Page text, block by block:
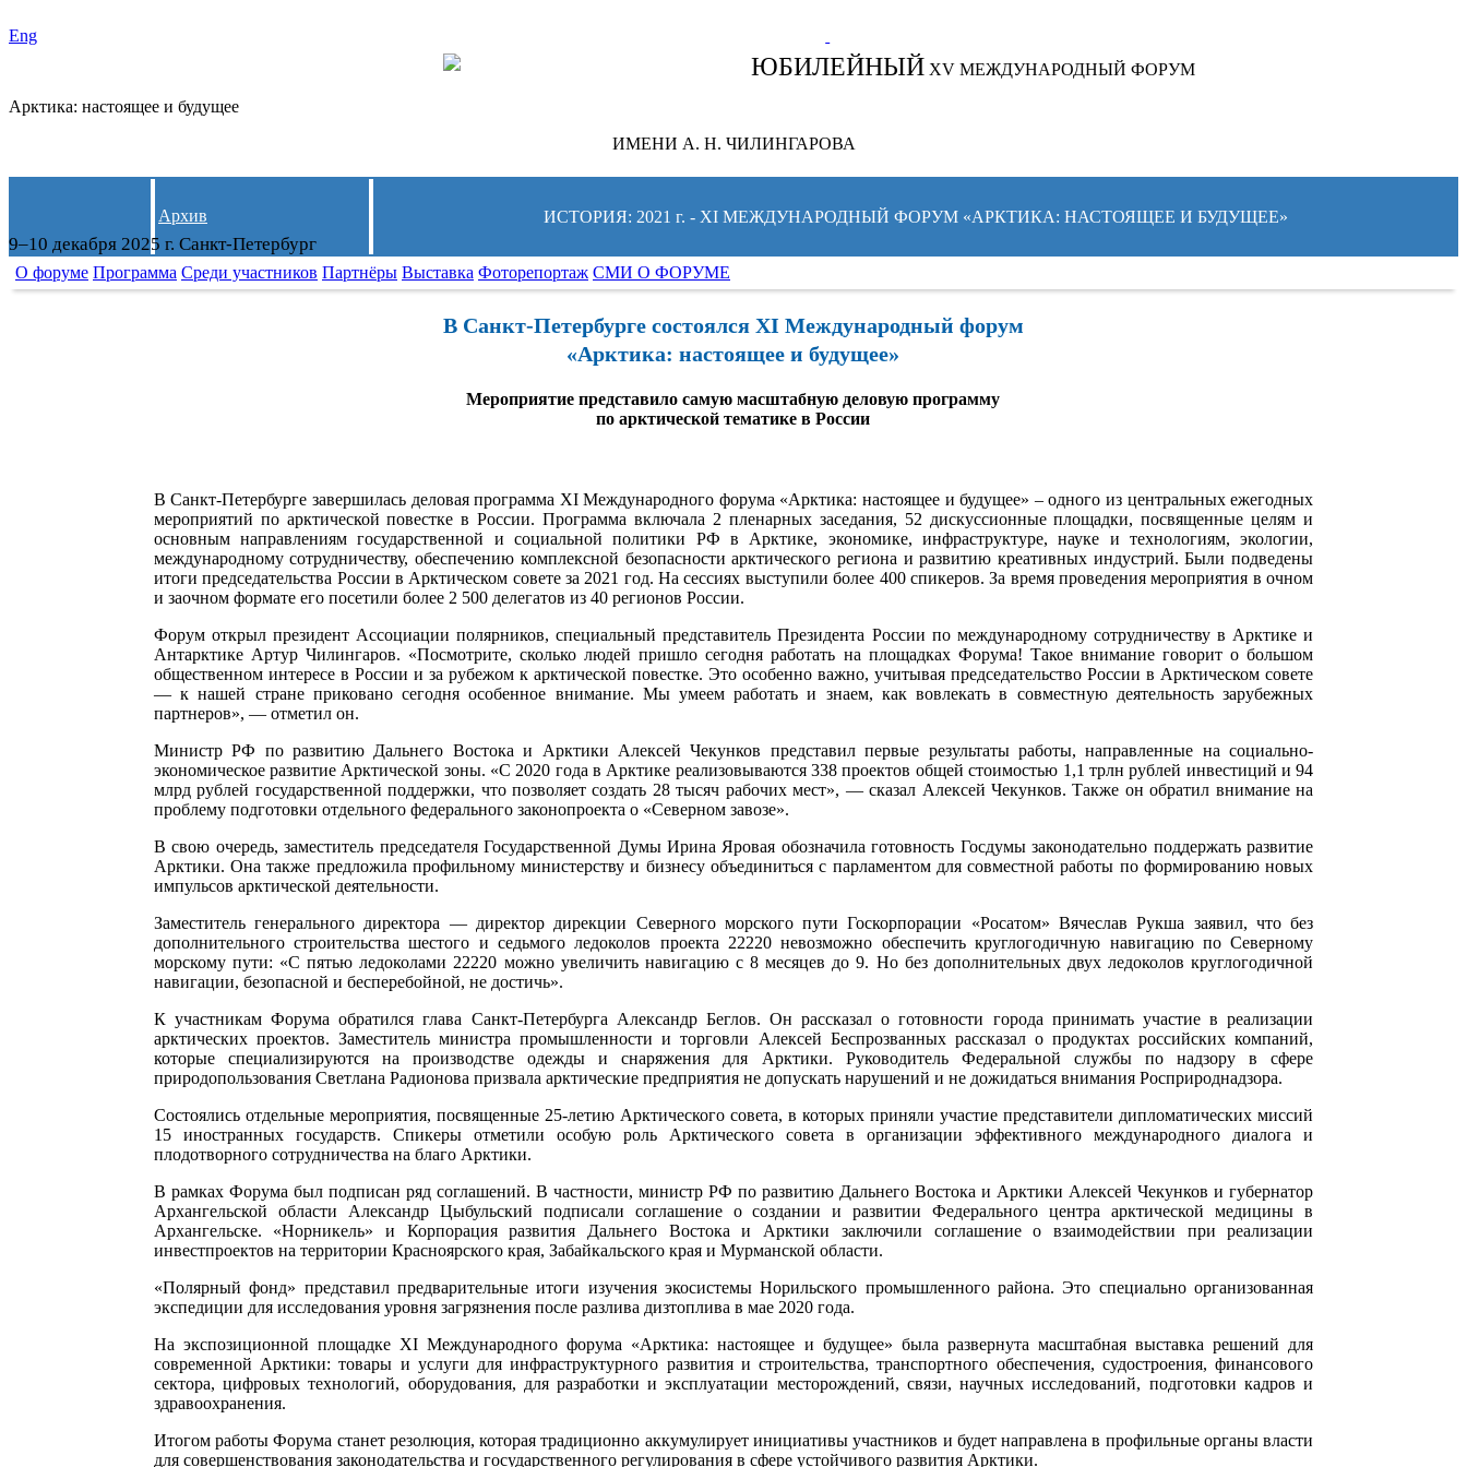
Eng
ЮБИЛЕЙНЫЙ XV МЕЖДУНАРОДНЫЙ ФОРУМ
Арктика: настоящее и будущее
ИМЕНИ А. Н. ЧИЛИНГАРОВА
9–10 декабря 2025 г. Санкт-Петербург
Архив ИСТОРИЯ: 2021 г. - XI МЕЖДУНАРОДНЫЙ ФОРУМ «АРКТИКА: НАСТОЯЩЕЕ И БУДУЩЕЕ»
О форуме Программа Среди участников Партнёры Выставка Фоторепортаж СМИ О ФОРУМЕ
В Санкт-Петербурге состоялся XI Международный форум
«Арктика: настоящее и будущее»
Мероприятие представило самую масштабную деловую программу
по арктической тематике в России
В Санкт-Петербурге завершилась деловая программа XI Международного форума «Арктика: настоящее и будущее» – одного из центральных ежегодных
мероприятий по арктической повестке в России. Программа включала 2 пленарных заседания, 52 дискуссионные площадки, посвященные целям и
основным направлениям государственной и социальной политики РФ в Арктике, экономике, инфраструктуре, науке и технологиям, экологии,
международному сотрудничеству, обеспечению комплексной безопасности арктического региона и развитию креативных индустрий. Были подведены
итоги председательства России в Арктическом совете за 2021 год. На сессиях выступили более 400 спикеров. За время проведения мероприятия в очном
и заочном формате его посетили более 2 500 делегатов из 40 регионов России.
Форум открыл президент Ассоциации полярников, специальный представитель Президента России по международному сотрудничеству в Арктике и
Антарктике Артур Чилингаров. «Посмотрите, сколько людей пришло сегодня работать на площадках Форума! Такое внимание говорит о большом
общественном интересе в России и за рубежом к арктической повестке. Это особенно важно, учитывая председательство России в Арктическом совете
— к нашей стране приковано сегодня особенное внимание. Мы умеем работать и знаем, как вовлекать в совместную деятельность зарубежных
партнеров», — отметил он.
Министр РФ по развитию Дальнего Востока и Арктики Алексей Чекунков представил первые результаты работы, направленные на социально-
экономическое развитие Арктической зоны. «С 2020 года в Арктике реализовываются 338 проектов общей стоимостью 1,1 трлн рублей инвестиций и 94
млрд рублей государственной поддержки, что позволяет создать 28 тысяч рабочих мест», — сказал Алексей Чекунков. Также он обратил внимание на
проблему подготовки отдельного федерального законопроекта о «Северном завозе».
В свою очередь, заместитель председателя Государственной Думы Ирина Яровая обозначила готовность Госдумы законодательно поддержать развитие
Арктики. Она также предложила профильному министерству и бизнесу объединиться с парламентом для совместной работы по формированию новых
импульсов арктической деятельности.
Заместитель генерального директора — директор дирекции Северного морского пути Госкорпорации «Росатом» Вячеслав Рукша заявил, что без
дополнительного строительства шестого и седьмого ледоколов проекта 22220 невозможно обеспечить круглогодичную навигацию по Северному
морскому пути: «С пятью ледоколами 22220 можно увеличить навигацию с 8 месяцев до 9. Но без дополнительных двух ледоколов круглогодичной
навигации, безопасной и бесперебойной, не достичь».
К участникам Форума обратился глава Санкт-Петербурга Александр Беглов. Он рассказал о готовности города принимать участие в реализации
арктических проектов. Заместитель министра промышленности и торговли Алексей Беспрозванных рассказал о продуктах российских компаний,
которые специализируются на производстве одежды и снаряжения для Арктики. Руководитель Федеральной службы по надзору в сфере
природопользования Светлана Радионова призвала арктические предприятия не допускать нарушений и не дожидаться внимания Росприроднадзора.
Состоялись отдельные мероприятия, посвященные 25-летию Арктического совета, в которых приняли участие представители дипломатических миссий
15 иностранных государств. Спикеры отметили особую роль Арктического совета в организации эффективного международного диалога и
плодотворного сотрудничества на благо Арктики.
В рамках Форума был подписан ряд соглашений. В частности, министр РФ по развитию Дальнего Востока и Арктики Алексей Чекунков и губернатор
Архангельской области Александр Цыбульский подписали соглашение о создании и развитии Федерального центра арктической медицины в
Архангельске. «Норникель» и Корпорация развития Дальнего Востока и Арктики заключили соглашение о взаимодействии при реализации
инвестпроектов на территории Красноярского края, Забайкальского края и Мурманской области.
«Полярный фонд» представил предварительные итоги изучения экосистемы Норильского промышленного района. Это специально организованная
экспедиции для исследования уровня загрязнения после разлива дизтоплива в мае 2020 года.
На экспозиционной площадке XI Международного форума «Арктика: настоящее и будущее» была развернута масштабная выставка решений для
современной Арктики: товары и услуги для инфраструктурного развития и строительства, транспортного обеспечения, судостроения, финансового
сектора, цифровых технологий, оборудования, для разработки и эксплуатации месторождений, связи, научных исследований, подготовки кадров и
здравоохранения.
Итогом работы Форума станет резолюция, которая традиционно аккумулирует инициативы участников и будет направлена в профильные органы власти
для совершенствования законодательства и государственного регулирования в сфере устойчивого развития Арктики.